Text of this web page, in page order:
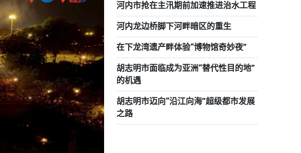
河内市抢在主汛期前加速推进治水工程
河内龙边桥脚下河畔暗区的重生
在下龙湾遗产畔体验“博物馆奇妙夜”
胡志明市面临成为亚洲“替代性目的地”
的机遇
胡志明市迈向“沿江向海”超级都市发展
之路